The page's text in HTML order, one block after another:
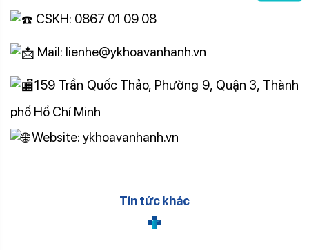
CSKH: 0867 01 09 08
Mail: lienhe@ykhoavanhanh.vn
159 Trần Quốc Thảo, Phường 9, Quận 3, Thành
phố Hồ Chí Minh
Website: ykhoavanhanh.vn
Tin tức khác